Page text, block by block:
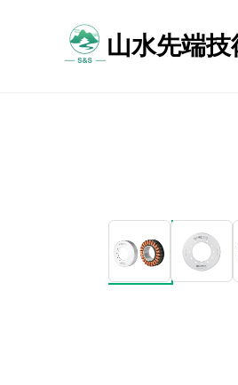
山水先端
常